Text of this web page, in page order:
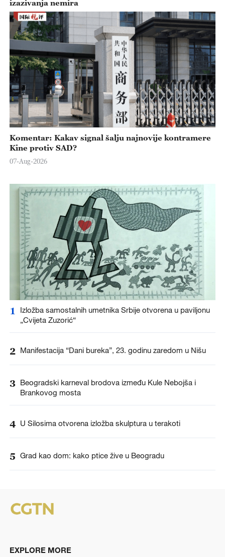
izazivanja nemira
Komentar: Kakav signal šalju najnovije kontramere
Kine protiv SAD?
07-Aug-2026
1
Izložba samostalnih umetnika Srbije otvorena u paviljonu
„Cvijeta Zuzorić“
2 Manifestacija “Dani bureka”, 23. godinu zaredom u Nišu
3 Beogradski karneval brodova između Kule Nebojša i
Brankovog mosta
4 U Silosima otvorena izložba skulptura u terakoti
5 Grad kao dom: kako ptice žive u Beogradu
EXPLORE MORE